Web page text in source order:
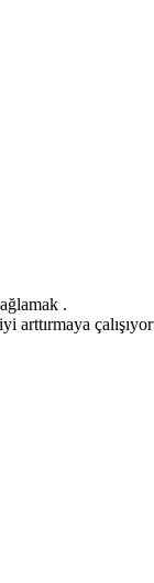
.
arttırmaya